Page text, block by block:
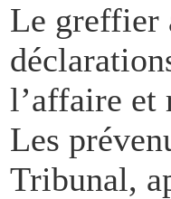
Le greffier
l’affaire et
Les
Tribunal,